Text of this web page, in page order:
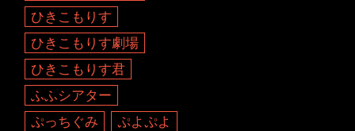
ひきこもりす
ひきこもりす劇場
ひきこもりす君
ふふシアター
ぷっちぐみ
ぷよぷよ